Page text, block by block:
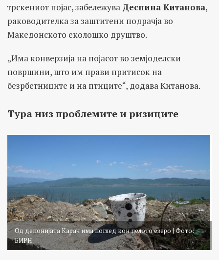
трскениот појас, забележува Деспина Китанова,
раководителка за заштитени подрачја во
Македонското еколошко друштво.
„Има конверзија на појасот во земјоделски
површини, што им прави притисок на
безрбетниците и на птиците“, додава Китанова.
Тура низ проблемите и ризиците
Од депонијата Карач има поглед кон целото езеро | Фото:
БИРН